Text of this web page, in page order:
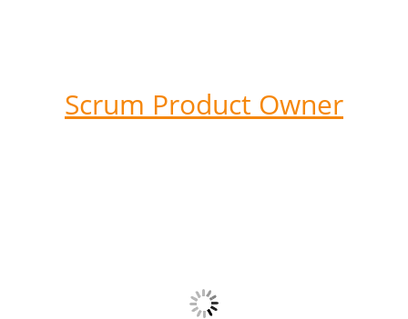
Scrum Product Owner